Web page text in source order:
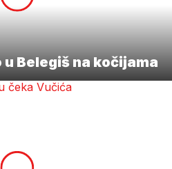
Belegiš na kočijama